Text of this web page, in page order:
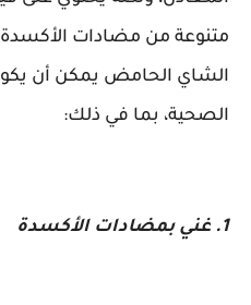
متنوعة من مضادات الأكسدة.
الشاي الحامض يمكن أن يكون
الصحية، بما في ذلك:
1. غني بمضادات الأكسدة